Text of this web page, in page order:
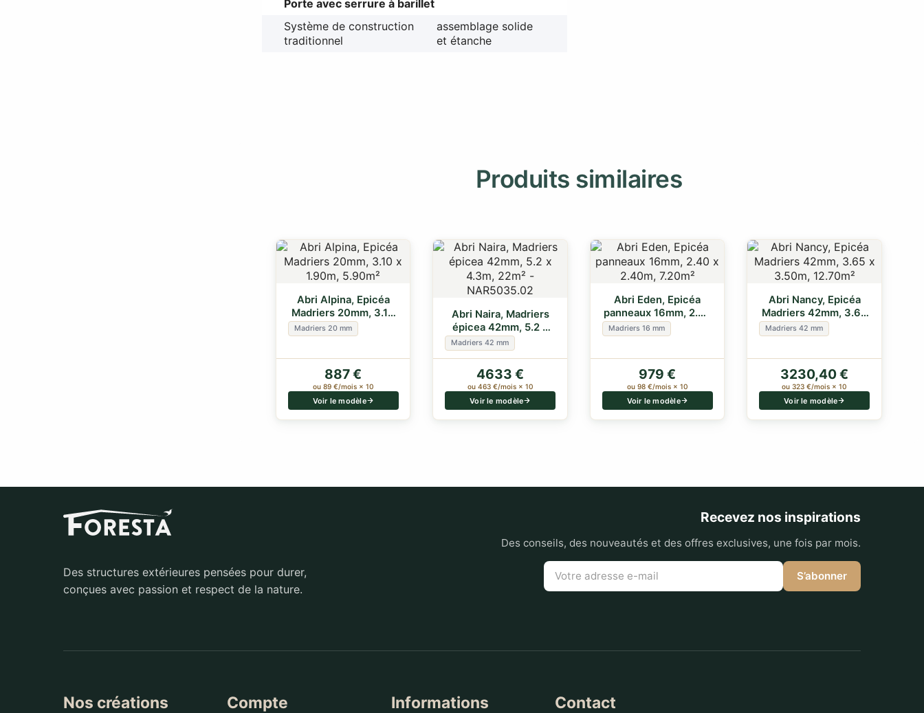
Porte avec serrure à barillet
Système de construction
traditionnel
assemblage solide
et étanche
Produits similaires
Abri Alpina, Epicéa
Madriers 20mm, 3.10
x 1.90m, 5.90m²
Madriers 20 mm
887 €
ou 89 €/mois × 10
Voir le modèle
Abri Naira, Madriers
épicea 42mm, 5.2 x
4.3m, 22m²
Madriers 42 mm
4633 €
ou 463 €/mois × 10
Voir le modèle
Abri Eden, Epicéa
panneaux 16mm, 2.40
x 2.40m, 7.20m²
Madriers 16 mm
979 €
ou 98 €/mois × 10
Voir le modèle
Abri Nancy, Epicéa
Madriers 42mm, 3.65
x 3.50m, 12.70m²
Madriers 42 mm
3230,40 €
ou 323 €/mois × 10
Voir le modèle
Des structures extérieures pensées pour durer,
conçues avec passion et respect de la nature.
Recevez nos inspirations
Des conseils, des nouveautés et des offres exclusives, une fois par mois.
S’abonner
Nos créations Compte Informations Contact